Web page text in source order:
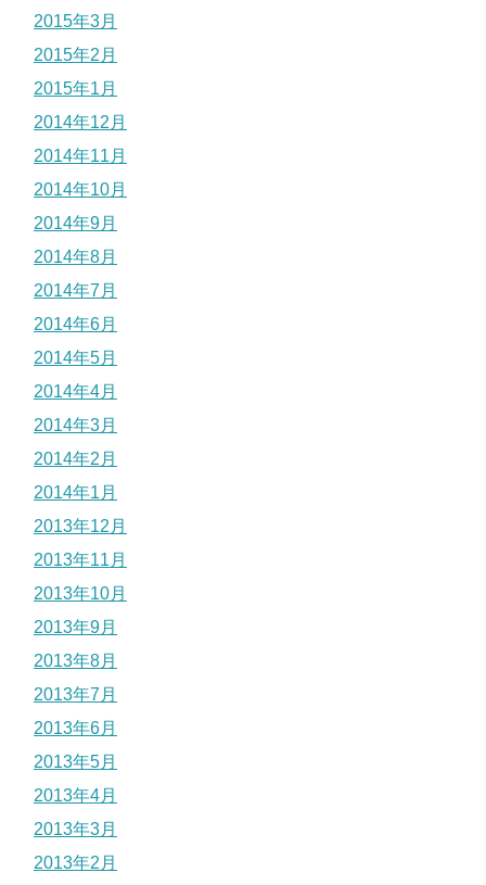
2015年3月
2015年2月
2015年1月
2014年12月
2014年11月
2014年10月
2014年9月
2014年8月
2014年7月
2014年6月
2014年5月
2014年4月
2014年3月
2014年2月
2014年1月
2013年12月
2013年11月
2013年10月
2013年9月
2013年8月
2013年7月
2013年6月
2013年5月
2013年4月
2013年3月
2013年2月